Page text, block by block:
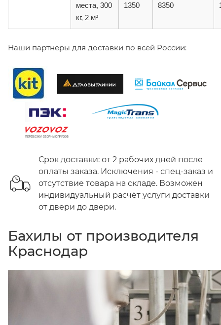
места, 300
кг, 2 м³
1350 8350
Наши партнеры для доставки по всей России:
Срок доставки: от 2 рабочих дней после
оплаты заказа. Исключения - спец-заказ и
отсутствие товара на складе. Возможен
индивидуальный расчёт услуги доставки
от двери до двери.
Бахилы от производителя
Краснодар